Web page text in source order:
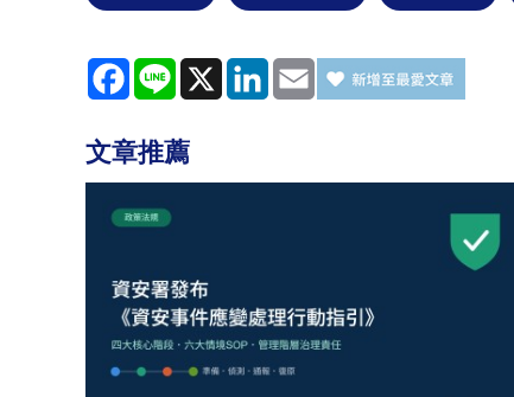
Facebook
Line X LinkedInEmail
文章推薦